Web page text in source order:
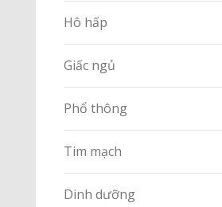
Hô hấp
Giấc ngủ
Phổ thông
Tim mạch
Dinh dưỡng